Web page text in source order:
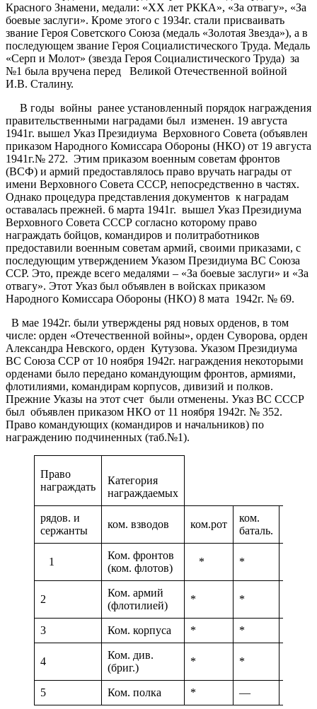
Красного Знамени, медали: «ХХ лет РККА», «За отвагу», «За
боевые заслуги». Кроме этого с 1934г. стали присваивать
звание Героя Советского Союза (медаль «Золотая Звезда»), а в
последующем звание Героя Социалистического Труда. Медаль
«Серп и Молот» (звезда Героя Социалистического Труда) за
№1 была вручена перед Великой Отечественной войной
И.В. Сталину.
В годы войны ранее установленный порядок награждения
правительственными наградами был изменен. 19 августа
1941г. вышел Указ Президиума Верховного Совета (объявлен
приказом Народного Комиссара Обороны (НКО) от 19 августа
1941г.№ 272. Этим приказом военным советам фронтов
(ВСФ) и армий предоставлялось право вручать награды от
имени Верховного Совета СССР, непосредственно в частях.
Однако процедура представления документов к наградам
оставалась прежней. 6 марта 1941г. вышел Указ Президиума
Верховного Совета СССР согласно которому право
награждать бойцов, командиров и политработников
предоставили военным советам армий, своими приказами, с
последующим утверждением Указом Президиума ВС Союза
ССР. Это, прежде всего медалями – «За боевые заслуги» и «За
отвагу». Этот Указ был объявлен в войсках приказом
Народного Комиссара Обороны (НКО) 8 мата 1942г. № 69.
В мае 1942г. были утверждены ряд новых орденов, в том
числе: орден «Отечественной войны», орден Суворова, орден
Александра Невского, орден Кутузова. Указом Президиума
ВС Союза ССР от 10 ноября 1942г. награждения некоторыми
орденами было передано командующим фронтов, армиями,
флотилиями, командирам корпусов, дивизий и полков.
Прежние Указы на этот счет были отменены. Указ ВС СССР
был объявлен приказом НКО от 11 ноября 1942г. № 352.
Право командующих (командиров и начальников) по
награждению подчиненных (таб.№1).
Право
награждать
Категория
награждаемых
рядов. и
сержанты
ком. взводов ком.рот
ком.
баталь.
1
Ком. фронтов
(ком. флотов)
* *
2
Ком. армий
(флотилией)
* *
3 Ком. корпуса * *
4
Ком. див.
(бриг.)
* *
5 Ком. полка * —